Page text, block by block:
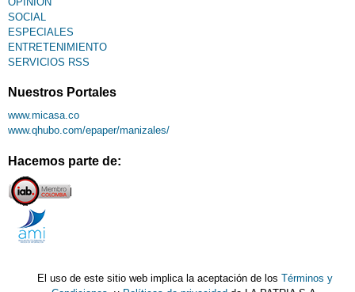
SOCIAL
ESPECIALES
ENTRETENIMIENTO
SERVICIOS RSS
Nuestros Portales
www.micasa.co
www.qhubo.com/epaper/manizales/
Hacemos parte de:
El uso de este sitio web implica la aceptación de losTérminos y